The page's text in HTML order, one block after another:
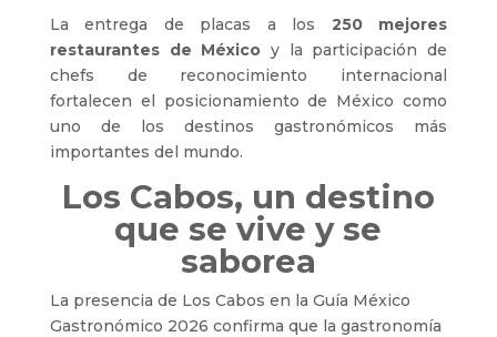
La entrega de placas a los 250 mejores
restaurantes de México y la participación de
chefs de reconocimiento internacional
fortalecen el posicionamiento de México como
uno de los destinos gastronómicos más
importantes del mundo.
Los Cabos, un destino
que se vive y se
saborea
La presencia de Los Cabos en la Guía México
Gastronómico 2026 confirma que la gastronomía